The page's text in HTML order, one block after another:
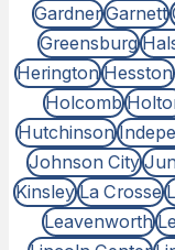
Gardner Garnett
Greensburg
Herington Hesston
Holcomb
Hutchinson
Johnson City
Kinsley La Crosse
Leavenworth